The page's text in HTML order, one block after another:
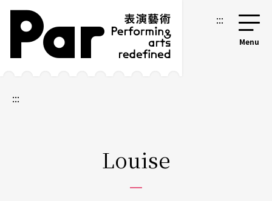
跳到主要內容區塊
網站導覽 :::
:::
Louise